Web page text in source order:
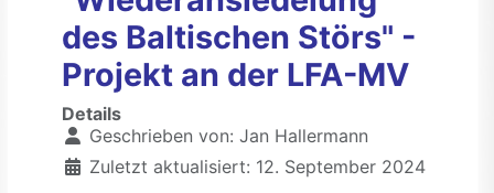
des Baltischen Störs" -
Projekt an der LFA-MV
Details
Geschrieben von: Jan Hallermann
Zuletzt aktualisiert: 12. September 2024